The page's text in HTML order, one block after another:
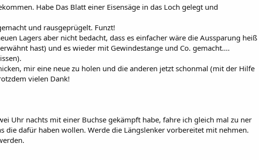
Habe Das Blatt einer Eisensäge in das Loch gelegt und
und rausgeprügelt. Funzt!
Lagers aber nicht bedacht, dass es einfacher wäre die Aussparung heiß
hast) und es wieder mit Gewindestange und Co. gemacht....
mir eine neue zu holen und die anderen jetzt schonmal (mit der Hilfe
vielen Dank!
Uhr nachts mit einer Buchse gekämpft habe, fahre ich gleich mal zu ner
die dafür haben wollen. Werde die Längslenker vorbereitet mit nehmen.